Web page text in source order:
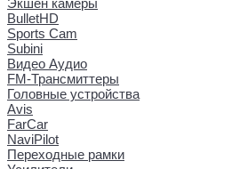
Экшен камеры
BulletHD
Sports Cam
Subini
Видео Аудио
FM-Трансмиттеры
Головные устройства
Avis
FarCar
NaviPilot
Переходные рамки